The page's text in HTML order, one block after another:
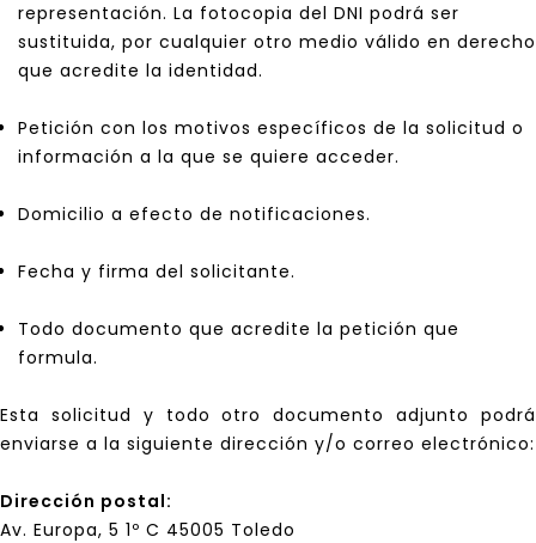
representación. La fotocopia del DNI podrá ser
sustituida, por cualquier otro medio válido en derecho
que acredite la identidad.
Petición con los motivos específicos de la solicitud o
información a la que se quiere acceder.
Domicilio a efecto de notificaciones.
Fecha y firma del solicitante.
Todo documento que acredite la petición que
formula.
Esta solicitud y todo otro documento adjunto podrá
enviarse a la siguiente dirección y/o correo electrónico:
Dirección postal:
Av. Europa, 5 1º C 45005 Toledo